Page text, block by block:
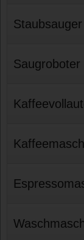
Staubsauger
Saugroboter